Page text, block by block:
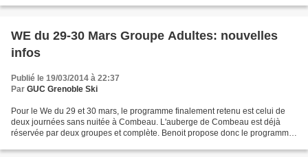
WE du 29-30 Mars Groupe Adultes: nouvelles
infos
Publié le 19/03/2014 à 22:37
Par GUC Grenoble Ski
Pour le We du 29 et 30 mars, le programme finalement retenu est celui de
deux journées sans nuitée à Combeau. L'auberge de Combeau est déjà
réservée par deux groupes et complète. Benoit propose donc le programme